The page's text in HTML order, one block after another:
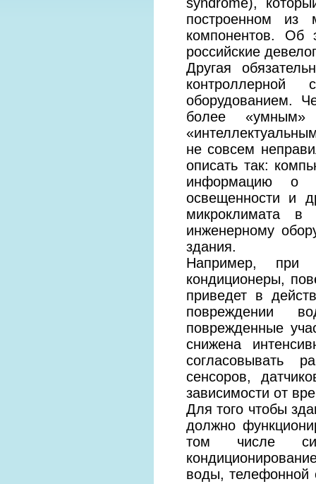
построенном из
компонентов. Об
российские
Другая
контроллерной
оборудованием.
более «умным»
не совсем
описать так:
информацию о
освещенности и
микроклимата
инженерному
здания.
Например, при
кондиционеры,
приведет в
повреждении
поврежденные
снижена
согласовывать
сенсоров,
зависимости от
Для того чтобы
должно
том числе
воды, телефонной